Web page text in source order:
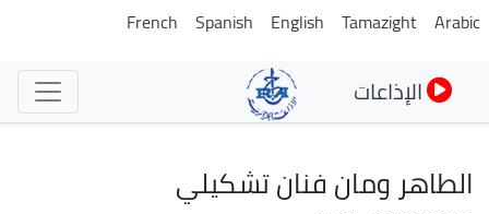
تجاوز
Arabic
Tamazight
English
Spanish
French
الإذاعات
الطاهر ومان فنان تشكيلي